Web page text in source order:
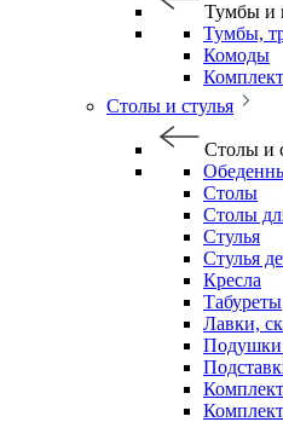
Тумбы и
Тумбы,
Комоды
Столы и стулья
Столы и
Столы
Столы
Стулья
Стулья
Кресла
Табуреты
Лавки,
Подушки